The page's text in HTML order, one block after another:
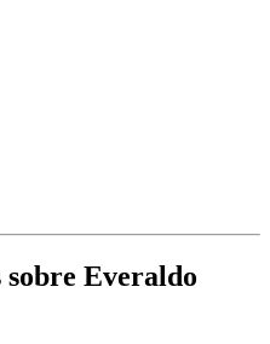
sobre Everaldo